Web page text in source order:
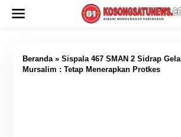
Beranda» Sispala 467 SMAN 2 Sidrap
Mursalim : Tetap Menerapkan Protkes